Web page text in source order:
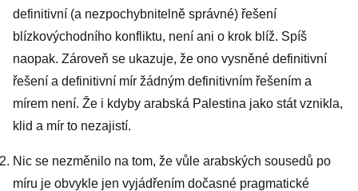
definitivní (a nezpochybnitelně správné) řešení
blízkovýchodního konfliktu, není ani o krok blíž. Spíš
naopak. Zároveň se ukazuje, že ono vysněné definitivní
řešení a definitivní mír žádným definitivním řešením a
mírem není. Že i kdyby arabská Palestina jako stát vznikla,
klid a mír to nezajistí.
Nic se nezměnilo na tom, že vůle arabských sousedů po
míru je obvykle jen vyjádřením dočasné pragmatické